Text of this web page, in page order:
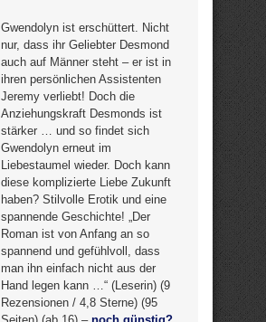
Gwendolyn ist erschüttert. Nicht
nur, dass ihr Geliebter Desmond
auch auf Männer steht – er ist in
ihren persönlichen Assistenten
Jeremy verliebt! Doch die
Anziehungskraft Desmonds ist
stärker … und so findet sich
Gwendolyn erneut im
Liebestaumel wieder. Doch kann
diese komplizierte Liebe Zukunft
haben? Stilvolle Erotik und eine
spannende Geschichte! „Der
Roman ist von Anfang an so
spannend und gefühlvoll, dass
man ihn einfach nicht aus der
Hand legen kann …“ (Leserin) (9
Rezensionen / 4,8 Sterne) (95